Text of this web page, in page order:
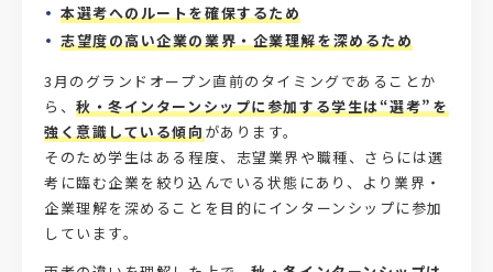
本選考へのルートを確保するため
志望度の高い企業の業界・企業理解を深めるため
3月のグランドオープン直前のタイミングであることか
ら、秋・冬インターンシップに参加する学生は“選考”を
強く意識している傾向 があります。
そのため学生はある程度、志望業界や職種、さらには選
考に臨む企業を絞り込んでいる状態にあり、より業界・
企業理解を深めることを目的にインターンシップに参加
しています。